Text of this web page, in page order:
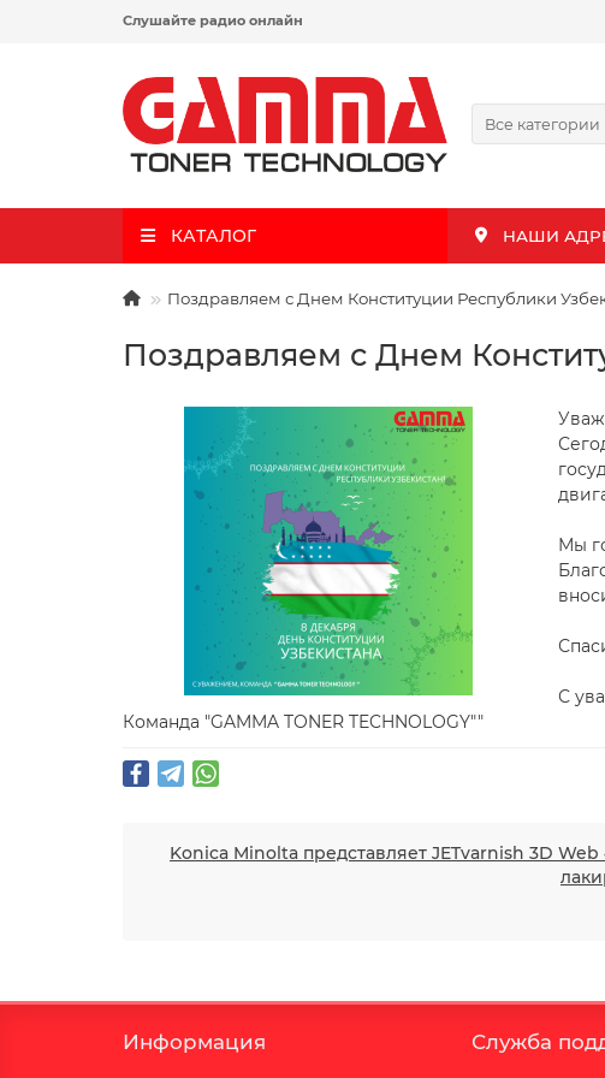
Слушайте радио онлайн
Все категории
КАТАЛОГ НАШИ
Поздравляем с Днем Конституции Республики
Поздравляем с Днем
Мы
С
Команда "GAMMA TONER TECHNOLOGY""
Konica Minolta представляет JETvarnish 3D
Информация Служба